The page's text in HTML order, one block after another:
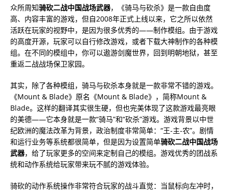
众所周知骑砍二战中国战场武器，《骑马与砍杀》是一款自由度
高、内容丰富的游戏，但自2008年正式上线以来，它之所以依然
活跃在玩家的视野中，是因为很多优秀的——制作模组。由于游戏
的高度开源，玩家可以自行修改游戏，或者下载大神制作的各种模
组。在不同的模组中，你可以遨游剑魔世界，回到明朝地狱，甚至
重返二战战场保卫家园。
其实，除了各种模组，骑马与砍杀本身就是一款非常不错的游戏。
《Mount & Blade》原名《Mount & Blade》，简称Mount &
Blade。这样的翻译其实很生硬，但也完美体现了这款游戏最亮眼
的美德——它本身就是一款“骑马”和“砍杀”游戏。游戏背景以中世
纪欧洲的魔法改革为背景，政治制度非常简单：“王-主-农”。剧情
和运行业务等系统都很简单，但是因为设置简单骑砍二战中国战场
武器，给了玩家更多的空间来定制自己的模组。游戏优秀的团战系
统和动作系统给玩家带来玩不腻的游戏体验。
骑砍的动作系统操作非常符合玩家的战斗直觉：当鼠标向左冲时，